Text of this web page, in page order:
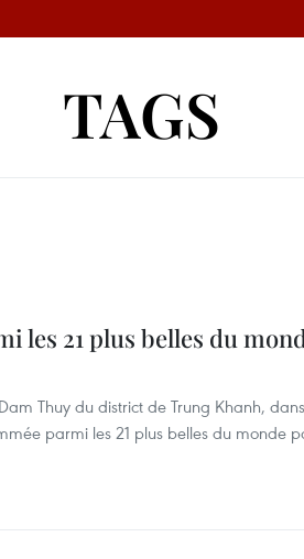
TAGS
les 21 plus belles du
Thuy du district de Trung Khanh,
parmi les 21 plus belles du monde